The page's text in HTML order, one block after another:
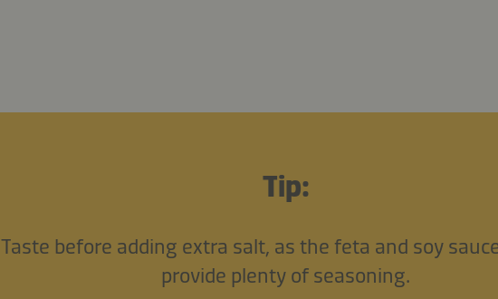
Tip:
Taste before adding extra salt, as the feta and soy
provide plenty of seasoning.